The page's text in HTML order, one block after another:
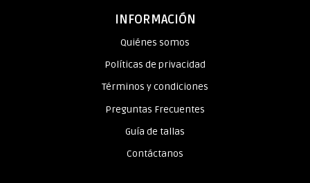
INFORMACIÓN
Quiénes somos
Políticas de privacidad
Términos y condiciones
Preguntas Frecuentes
Guía de tallas
Contáctanos